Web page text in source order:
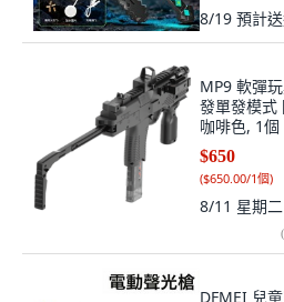
8/19 預計
MP9 軟彈
發單發模式
咖啡色, 1個
$650
($650.00/1個)
8/11 星期二
(
DFMEI 兒